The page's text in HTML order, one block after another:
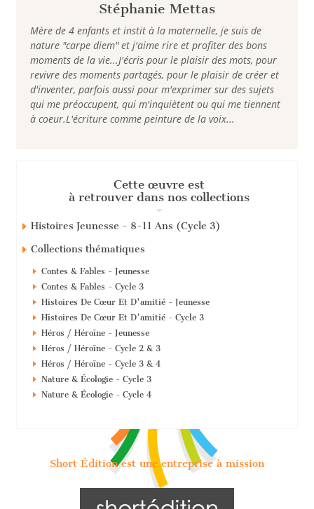
Stéphanie Mettas
Mère de 4 enfants et instit à la maternelle, je suis de
nature "carpe diem" et j'aime rire et profiter des bons
moments de la vie...J'écris pour le plaisir des mots, pour
revivre des moments partagés, pour le plaisir de créer et
d'inventer, parfois aussi pour m'exprimer sur des sujets
qui me préoccupent, qui m'inquiètent ou qui me tiennent
à coeur.L'écriture comme peinture de la voix...
Cette œuvre est
à retrouver dans nos collections
Histoires Jeunesse - 8-11 Ans (Cycle 3)
Collections thématiques
Contes & Fables - Jeunesse
Contes & Fables - Cycle 3
Histoires De Cœur Et D'amitié - Jeunesse
Histoires De Cœur Et D'amitié - Cycle 3
Héros / Héroïne - Jeunesse
Héros / Héroïne - Cycle 2 & 3
Héros / Héroïne - Cycle 3 & 4
Nature & Écologie - Cycle 3
Nature & Écologie - Cycle 4
Short Édition est une entreprise à mission